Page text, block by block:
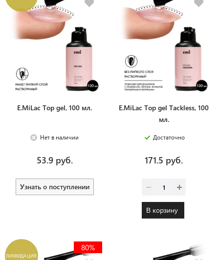
E.MiLac Top gel, 100 мл.
Нет в наличии
53.9 руб.
Узнать о поступлении
E.MiLac Top gel Tackless, 100
мл.
Достаточно
171.5 руб.
В корзину
ЛИКВИДАЦИЯ
80%